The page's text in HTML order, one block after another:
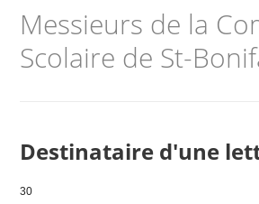
Messieurs de la
Scolaire de St-
Destinataire d'une
30